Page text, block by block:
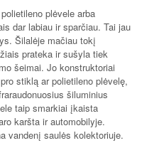
plėvele arba
dar labiau ir sparčiau. Tai jau
Šilalėje mačiau tokį
prateka ir sušyla tiek
šeimai. Jo konstruktoriai
stiklą ar polietileno plėvelę,
šiluminius
taip smarkiai įkaista
karšta ir automobilyje.
vandenį saulės kolektoriuje.